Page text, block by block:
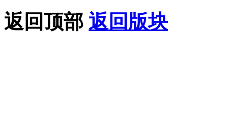
返回顶部 返回版块